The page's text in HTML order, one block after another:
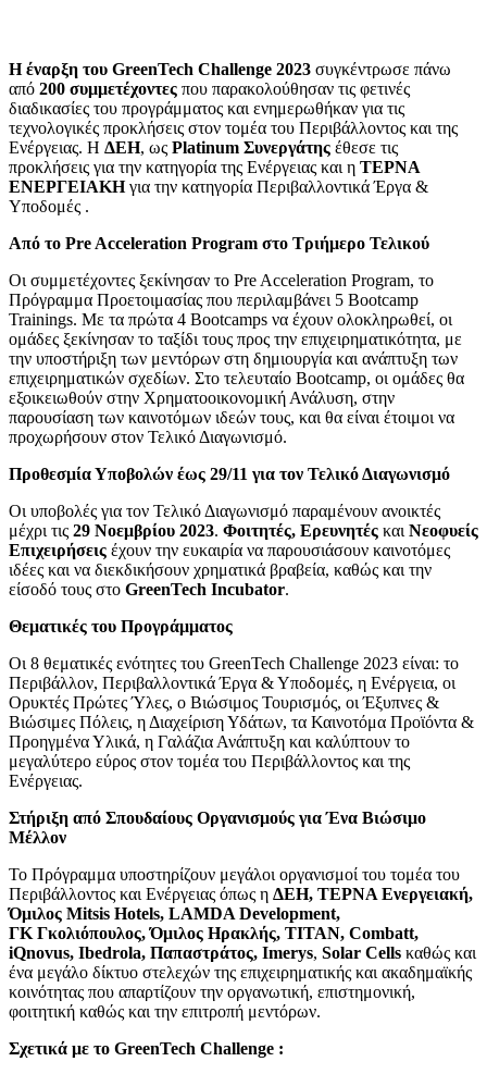
Η έναρξη του GreenTech Challenge 2023 συγκέντρωσε πάνω
από 200 συμμετέχοντες που παρακολούθησαν τις φετινές
διαδικασίες του προγράμματος και ενημερωθήκαν για τις
τεχνολογικές προκλήσεις στον τομέα του Περιβάλλοντος και της
Ενέργειας. Η ΔΕΗ, ως Platinum Συνεργάτης έθεσε τις
προκλήσεις για την κατηγορία της Ενέργειας και η ΤΕΡΝΑ
ΕΝΕΡΓΕΙΑΚΗγια την κατηγορία Περιβαλλοντικά Έργα &
Υποδομές .
Από το Pre Acceleration Program στο Τριήμερο Τελικού
Οι συμμετέχοντες ξεκίνησαν το Pre Acceleration Program, το
Πρόγραμμα Προετοιμασίας που περιλαμβάνει 5 Bootcamp
Trainings. Με τα πρώτα 4 Bootcamps να έχουν ολοκληρωθεί, οι
ομάδες ξεκίνησαν το ταξίδι τους προς την επιχειρηματικότητα, με
την υποστήριξη των μεντόρων στη δημιουργία και ανάπτυξη των
επιχειρηματικών σχεδίων. Στο τελευταίο Bootcamp, οι ομάδες θα
εξοικειωθούν στην Χρηματοοικονομική Ανάλυση, στην
παρουσίαση των καινοτόμων ιδεών τους, και θα είναι έτοιμοι να
προχωρήσουν στον Τελικό Διαγωνισμό.
Προθεσμία Υποβολών έως 29/11 για τον Τελικό Διαγωνισμό
Οι υποβολές για τον Τελικό Διαγωνισμό παραμένουν ανοικτές
μέχρι τις 29 Νοεμβρίου 2023. Φοιτητές, Ερευνητές και Νεοφυείς
Επιχειρήσεις έχουν την ευκαιρία να παρουσιάσουν καινοτόμες
ιδέες και να διεκδικήσουν χρηματικά βραβεία, καθώς και την
είσοδό τους στο GreenTech Incubator.
Θεματικές του Προγράμματος
Οι 8 θεματικές ενότητες του GreenTech Challenge 2023 είναι: το
Περιβάλλον, Περιβαλλοντικά Έργα & Υποδομές, η Ενέργεια, οι
Ορυκτές Πρώτες Ύλες, ο Βιώσιμος Τουρισμός, οι Έξυπνες &
Βιώσιμες Πόλεις, η Διαχείριση Υδάτων, τα Καινοτόμα Προϊόντα &
Προηγμένα Υλικά, η Γαλάζια Ανάπτυξη και καλύπτουν το
μεγαλύτερο εύρος στον τομέα του Περιβάλλοντος και της
Ενέργειας.
Στήριξη από Σπουδαίους Οργανισμούς για Ένα Βιώσιμο
Μέλλον
Το Πρόγραμμα υποστηρίζουν μεγάλοι οργανισμοί του τομέα του
Περιβάλλοντος και Ενέργειας όπως η ΔΕΗ, ΤΕΡΝΑ Ενεργειακή,
Όμιλος Mitsis Hotels, LAMDA Development,
ΓΚ Γκολιόπουλος, Όμιλος Ηρακλής, TITAN, Combatt,
iQnovus, Ibedrola, Παπαστράτος, Imerys, Solar Cells καθώς και
ένα μεγάλο δίκτυο στελεχών της επιχειρηματικής και ακαδημαϊκής
κοινότητας που απαρτίζουν την οργανωτική, επιστημονική,
φοιτητική καθώς και την επιτροπή μεντόρων.
Σχετικά με το GreenTech Challenge :